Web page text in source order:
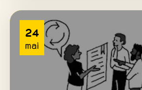
24
mai